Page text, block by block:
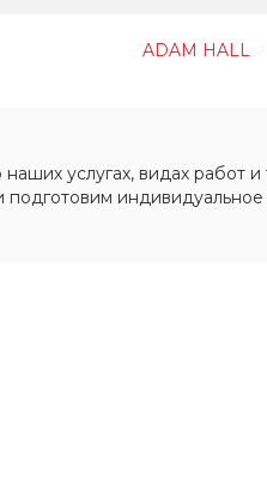
ADAM HALL
услугах, видах работ и
подготовим